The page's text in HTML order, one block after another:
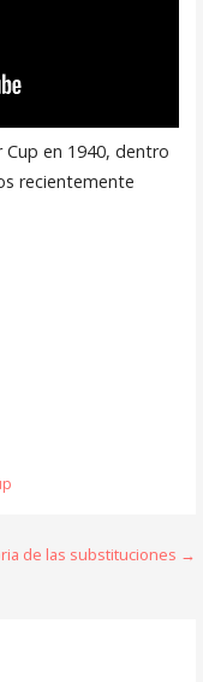
en 1940, dentro
recientemente
de las substituciones →